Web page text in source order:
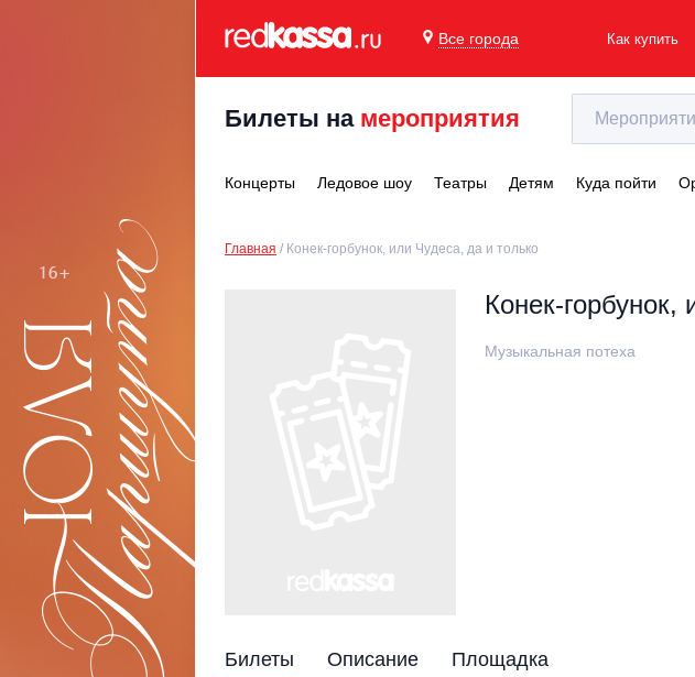
Все города Как купить
Билеты на мероприятия
Концерты Ледовое шоу Театры Детям Куда пойти
Главная Конек-горбунок, или Чудеса, да и только
Конек-горбунок,
Музыкальная потеха
Билеты Описание Площадка